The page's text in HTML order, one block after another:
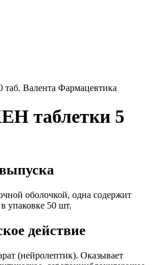
таблетки 5
оболочкой, одна содержит
упаковке 50 шт.
действие
(нейролептик). Оказывает